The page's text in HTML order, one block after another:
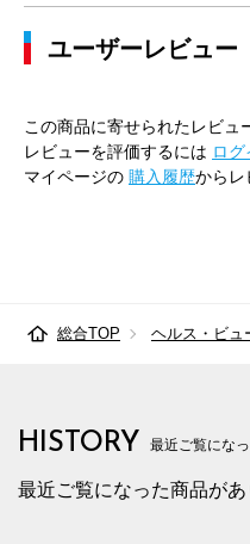
ユーザーレビュー
この商品に寄せられたレビュ
レビューを評価するには ログ
マイページの 購入履歴からレ
総合TOP ヘルス・ビュ
HISTORY 最近ご覧にな
最近ご覧になった商品があ